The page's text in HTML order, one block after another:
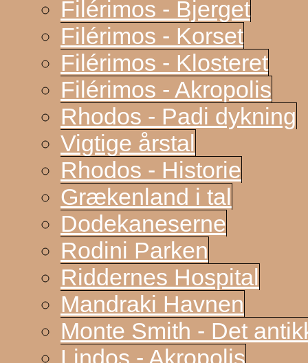
Filérimos - Bjerget
Filérimos - Korset
Filérimos - Klosteret
Filérimos - Akropolis
Rhodos - Padi dykning
Vigtige årstal
Rhodos - Historie
Grækenland i tal
Dodekaneserne
Rodini Parken
Riddernes Hospital
Mandraki Havnen
Monte Smith - Det
Lindos - Akropolis